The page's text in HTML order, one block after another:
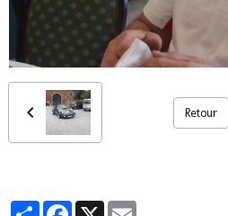
Retour
PartagerFacebook
X